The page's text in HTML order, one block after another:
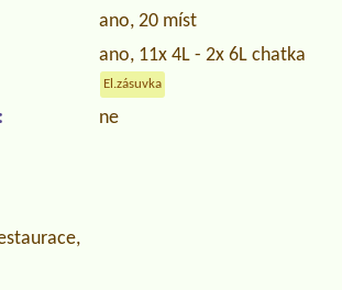
ano, 20 míst
ano, 11x 4L - 2x 6L chatka
El.zásuvka
ne